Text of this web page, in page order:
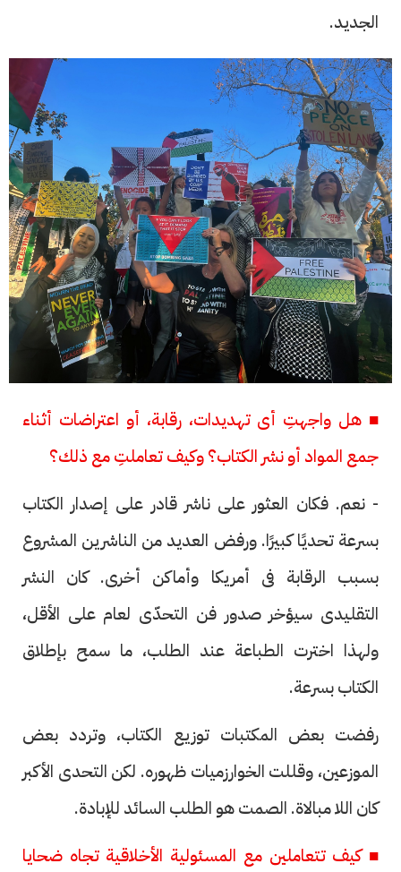
الجديد.
■ هل واجهتِ أى تهديدات، رقابة، أو اعتراضات أثناء
جمع المواد أو نشر الكتاب؟ وكيف تعاملتِ مع ذلك؟
- نعم. فكان العثور على ناشر قادر على إصدار الكتاب
بسرعة تحديًا كبيرًا. ورفض العديد من الناشرين المشروع
بسبب الرقابة فى أمريكا وأماكن أخرى. كان النشر
التقليدى سيؤخر صدور فن التحدّى لعام على الأقل،
ولهذا اخترت الطباعة عند الطلب، ما سمح بإطلاق
الكتاب بسرعة.
رفضت بعض المكتبات توزيع الكتاب، وتردد بعض
الموزعين، وقللت الخوارزميات ظهوره. لكن التحدى الأكبر
كان اللا مبالاة. الصمت هو الطلب السائد للإبادة.
■ كيف تتعاملين مع المسئولية الأخلاقية تجاه ضحايا